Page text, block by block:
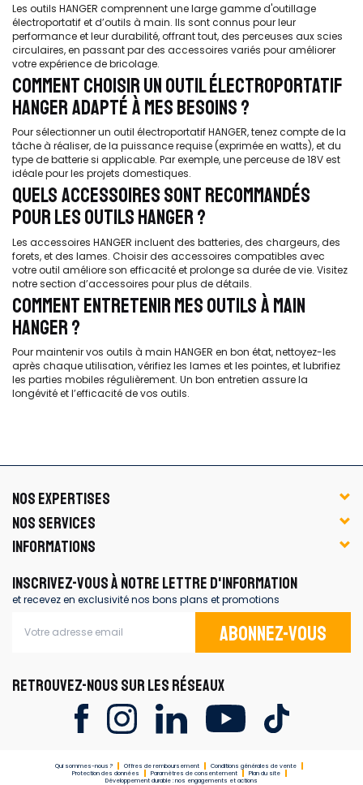
Les outils HANGER comprennent une large gamme d'outillage
électroportatif et d’outils à main. Ils sont connus pour leur
performance et leur durabilité, offrant tout, des perceuses aux scies
circulaires, en passant par des accessoires variés pour améliorer
votre expérience de bricolage.
COMMENT CHOISIR UN OUTIL ÉLECTROPORTATIF
HANGER ADAPTÉ À MES BESOINS ?
Pour sélectionner un outil électroportatif HANGER, tenez compte de la
tâche à réaliser, de la puissance requise (exprimée en watts), et du
type de batterie si applicable. Par exemple, une perceuse de 18V est
idéale pour les projets domestiques.
QUELS ACCESSOIRES SONT RECOMMANDÉS
POUR LES OUTILS HANGER ?
Les accessoires HANGER incluent des batteries, des chargeurs, des
forets, et des lames. Choisir des accessoires compatibles avec
votre outil améliore son efficacité et prolonge sa durée de vie. Visitez
notre section d’accessoires pour plus de détails.
COMMENT ENTRETENIR MES OUTILS À MAIN
HANGER ?
Pour maintenir vos outils à main HANGER en bon état, nettoyez-les
après chaque utilisation, vérifiez les lames et les pointes, et lubrifiez
les parties mobiles régulièrement. Un bon entretien assure la
longévité et l’efficacité de vos outils.
NOS EXPERTISES
NOS SERVICES
INFORMATIONS
INSCRIVEZ-VOUS À NOTRE LETTRE D'INFORMATION
et recevez en exclusivité nos bons plans et promotions
Abonnez-vous
RETROUVEZ-NOUS SUR LES RÉSEAUX
Qui sommes-nous ? Offres de remboursement
Conditions générales de vente
Protection des données
Paramètres de consentement
Plan du site
Développement durable : nos engagements et actions